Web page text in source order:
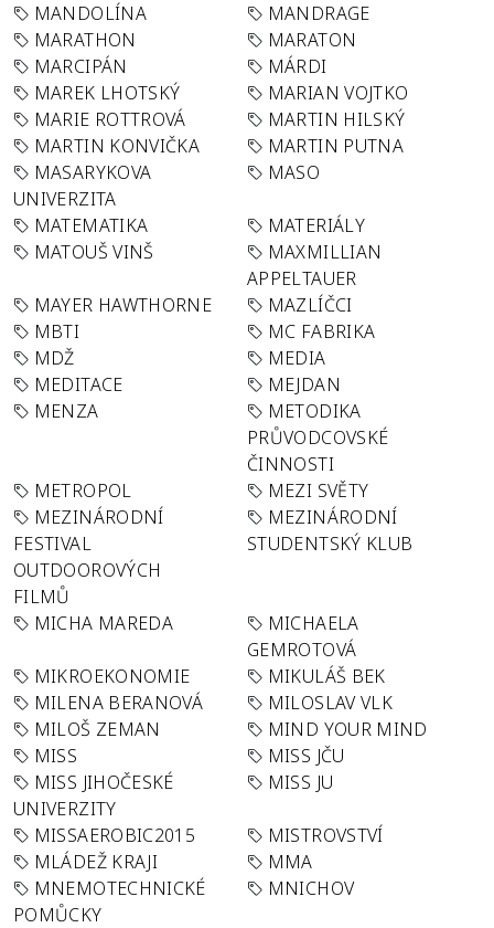
MANDOLÍNA
MANDRAGE
MARATHON
MARATON
MARCIPÁN
MÁRDI
MAREK LHOTSKÝ
MARIAN VOJTKO
MARIE ROTTROVÁ
MARTIN HILSKÝ
MARTIN KONVIČKA
MARTIN PUTNA
MASARYKOVA
UNIVERZITA
MASO
MATEMATIKA
MATERIÁLY
MATOUŠ VINŠ
MAXMILLIAN
APPELTAUER
MAYER HAWTHORNE
MAZLÍČCI
MBTI
MC FABRIKA
MDŽ
MEDIA
MEDITACE
MEJDAN
MENZA
METODIKA
PRŮVODCOVSKÉ
ČINNOSTI
METROPOL
MEZI SVĚTY
MEZINÁRODNÍ
FESTIVAL
OUTDOOROVÝCH
FILMŮ
MEZINÁRODNÍ
STUDENTSKÝ KLUB
MICHA MAREDA
MICHAELA
GEMROTOVÁ
MIKROEKONOMIE
MIKULÁŠ BEK
MILENA BERANOVÁ
MILOSLAV VLK
MILOŠ ZEMAN
MIND YOUR MIND
MISS
MISS JČU
MISS JIHOČESKÉ
UNIVERZITY
MISS JU
MISSAEROBIC2015
MISTROVSTVÍ
MLÁDEŽ KRAJI
MMA
MNEMOTECHNICKÉ
POMŮCKY
MNICHOV